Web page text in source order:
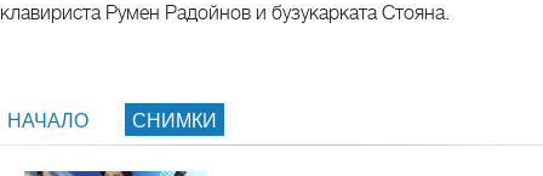
клавириста Румен Радойнов и бузукарката Стояна.
НАЧАЛО СНИМКИ